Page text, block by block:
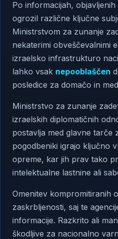
Po informacijah,
ogrozil različne ključne
Ministrstvom za zunanje
nekaterimi obveščevalnimi
izraelsko infrastrukturo
lahko vsak nepooblaščen
posledice za domačo in
Ministrstvo za zunanje
izraelskih diplomatičnih
postavlja med glavne tarče
pogodbeniki igrajo ključno
opreme, kar jih prav tako
intelektualne lastnine ali
Omenitev kompromitiranih
zaskrbljenosti, saj te
informacije. Razkrito ali
škodljive za nacionalno